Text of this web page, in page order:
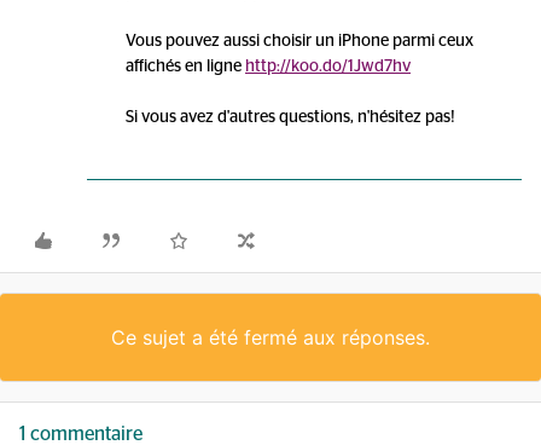
Vous pouvez aussi choisir un iPhone parmi ceux
affichés en ligne http://koo.do/1Jwd7hv
Si vous avez d'autres questions, n'hésitez pas!
Ce sujet a été fermé aux réponses.
1 commentaire